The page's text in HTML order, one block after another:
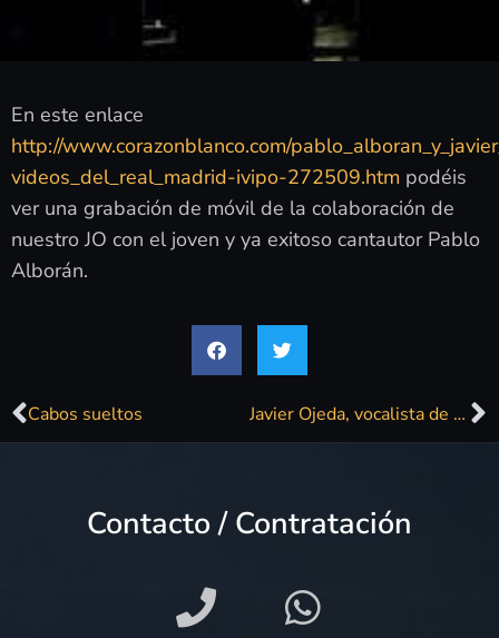
En este enlace
http://www.corazonblanco.com/
videos_del_real_madrid-ivipo-272509.htm podéis
ver una grabación de móvil de la colaboración de
nuestro JO con el joven y ya exitoso cantautor Pablo
Alborán.
Cabos sueltos Javier Ojeda, vocalista de Danza Invisible: «Sin el apoyo del público, es imposible haber seguido en la música»
Contacto / Contratación